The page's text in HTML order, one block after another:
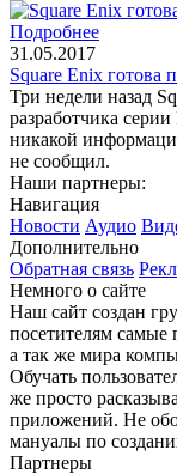
Подробнее
31.05.2017
Square Enix готова
Три недели назад
разработчика
никакой
не сообщил.
Наши партнеры:
Навигация
Новости Аудио
Дополнительно
Обратная связь
Немного о сайте
Наш сайт создан
посетителям самые
а так же мира
Обучать
же просто
приложений. Не
мануалы по
Партнеры